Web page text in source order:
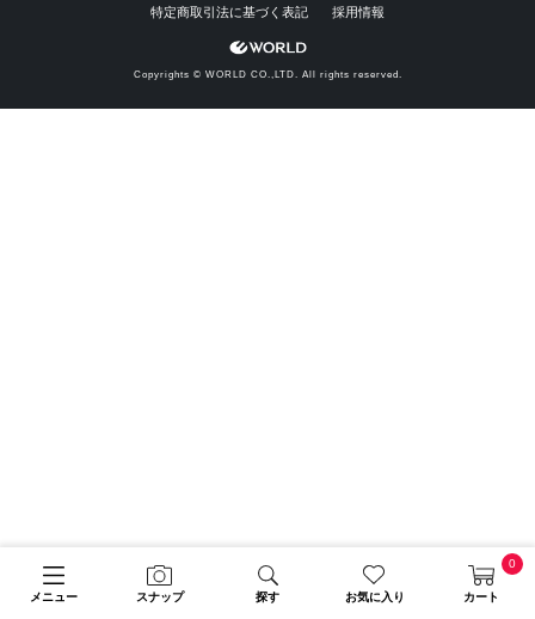
メニュー スナップ 探す お気に入り カート
0
特定商取引法に基づく表記 採用情報
Copyrights © WORLD CO.,LTD. All rights reserved.